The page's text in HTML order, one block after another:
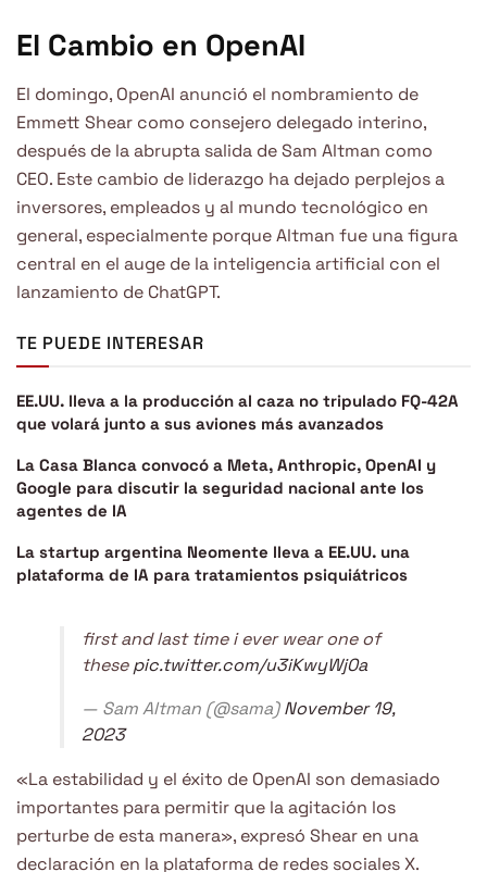
El Cambio en OpenAI
El domingo, OpenAI anunció el nombramiento de
Emmett Shear como consejero delegado interino,
después de la abrupta salida de Sam Altman como
CEO. Este cambio de liderazgo ha dejado perplejos a
inversores, empleados y al mundo tecnológico en
general, especialmente porque Altman fue una figura
central en el auge de la inteligencia artificial con el
lanzamiento de ChatGPT.
TE PUEDE INTERESAR
EE.UU. lleva a la producción al caza no tripulado FQ-42A
que volará junto a sus aviones más avanzados
La Casa Blanca convocó a Meta, Anthropic, OpenAI y
Google para discutir la seguridad nacional ante los
agentes de IA
La startup argentina Neomente lleva a EE.UU. una
plataforma de IA para tratamientos psiquiátricos
first and last time i ever wear one of
thesepic.twitter.com/u3iKwyWj0a
— Sam Altman (@sama)November 19,
2023
«La estabilidad y el éxito de OpenAI son demasiado
importantes para permitir que la agitación los
perturbe de esta manera», expresó Shear en una
declaración en la plataforma de redes sociales X.